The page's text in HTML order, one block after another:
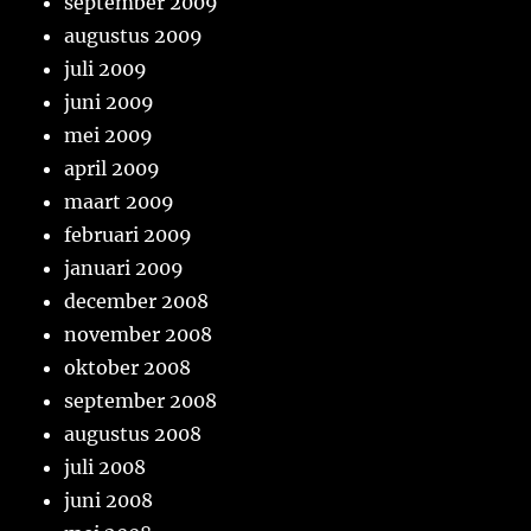
augustus 2009
juli 2009
juni 2009
mei 2009
april 2009
maart 2009
februari 2009
januari 2009
december 2008
november 2008
oktober 2008
september 2008
augustus 2008
juli 2008
juni 2008